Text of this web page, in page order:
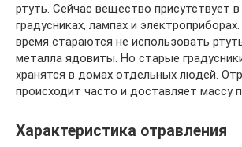
ртуть. Сейчас вещество присутствует
градусниках, лампах и
время стараются не использовать
металла ядовиты. Но старые
хранятся в домах отдельных людей.
происходит часто и доставляет массу
Характеристика отравления